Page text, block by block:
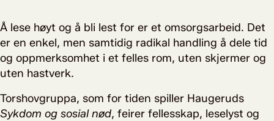
Å lese høyt og å bli lest for er et omsorgsarbeid. Det
er en enkel, men samtidig radikal handling å dele tid
og oppmerksomhet i et felles rom, uten skjermer og
uten hastverk.
Torshovgruppa, som for tiden spiller Haugeruds
Sykdom og sosial nød, feirer fellesskap, leselyst og